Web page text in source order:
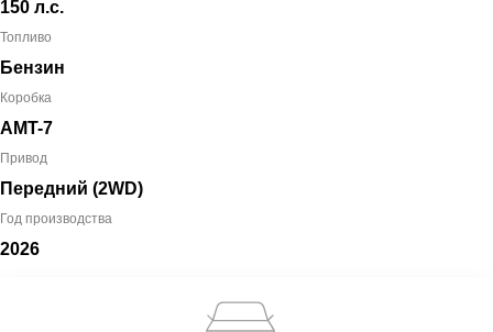
150 л.с.
Топливо
Бензин
Коробка
AMT-7
Привод
Передний (2WD)
Год производства
2026